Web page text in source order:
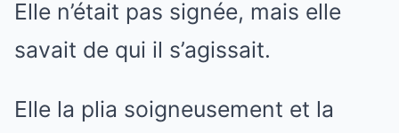
Elle n’était pas signée, mais elle
savait de qui il s’agissait.
Elle la plia soigneusement et la